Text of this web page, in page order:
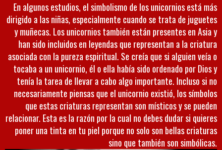
En algunos estudios, el simbolismo de los unicornios está más
dirigido a las niñas, especialmente cuando se trata de juguetes
y muñecas. Los unicornios también están presentes en Asia y
han sido incluidos en leyendas que representan a la criatura
asociada con la pureza espiritual. Se creía que si alguien veía o
tocaba a un unicornio, él o ella había sido ordenado por Dios y
tenía la tarea de llevar a cabo algo importante. Incluso si no
necesariamente piensas que el unicornio existió, los símbolos
que estas criaturas representan son místicos y se pueden
relacionar. Esta es la razón por la cual no debes dudar si quieres
poner una tinta en tu piel porque no solo son bellas criaturas
sino que también son simbólicas.